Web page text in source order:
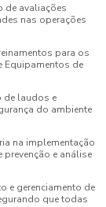
de avaliações
nas operações
para os
Equipamentos de
de laudos e
do ambiente
na implementação
e análise
e gerenciamento de
que todas